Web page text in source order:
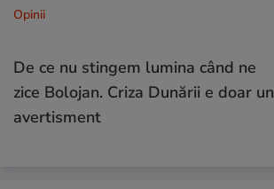
Opinii
De ce nu stingem lumina când ne
zice Bolojan. Criza Dunării e doar un
avertisment